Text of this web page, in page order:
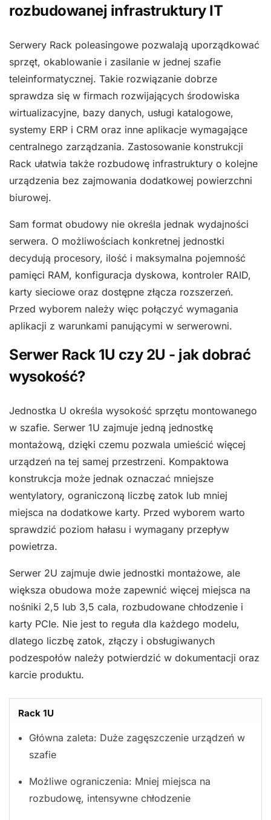
rozbudowanej infrastruktury IT
Serwery Rack poleasingowe pozwalają uporządkować
sprzęt, okablowanie i zasilanie w jednej szafie
teleinformatycznej. Takie rozwiązanie dobrze
sprawdza się w firmach rozwijających środowiska
wirtualizacyjne, bazy danych, usługi katalogowe,
systemy ERP i CRM oraz inne aplikacje wymagające
centralnego zarządzania. Zastosowanie konstrukcji
Rack ułatwia także rozbudowę infrastruktury o kolejne
urządzenia bez zajmowania dodatkowej powierzchni
biurowej.
Sam format obudowy nie określa jednak wydajności
serwera. O możliwościach konkretnej jednostki
decydują procesory, ilość i maksymalna pojemność
pamięci RAM, konfiguracja dyskowa, kontroler RAID,
karty sieciowe oraz dostępne złącza rozszerzeń.
Przed wyborem należy więc połączyć wymagania
aplikacji z warunkami panującymi w serwerowni.
Serwer Rack 1U czy 2U - jak dobrać
wysokość?
Jednostka U określa wysokość sprzętu montowanego
w szafie. Serwer 1U zajmuje jedną jednostkę
montażową, dzięki czemu pozwala umieścić więcej
urządzeń na tej samej przestrzeni. Kompaktowa
konstrukcja może jednak oznaczać mniejsze
wentylatory, ograniczoną liczbę zatok lub mniej
miejsca na dodatkowe karty. Przed wyborem warto
sprawdzić poziom hałasu i wymagany przepływ
powietrza.
Serwer 2U zajmuje dwie jednostki montażowe, ale
większa obudowa może zapewnić więcej miejsca na
nośniki 2,5 lub 3,5 cala, rozbudowane chłodzenie i
karty PCIe. Nie jest to reguła dla każdego modelu,
dlatego liczbę zatok, złączy i obsługiwanych
podzespołów należy potwierdzić w dokumentacji oraz
karcie produktu.
Rack 1U
Główna zaleta: Duże zagęszczenie urządzeń w
szafie
Możliwe ograniczenia: Mniej miejsca na
rozbudowę, intensywne chłodzenie